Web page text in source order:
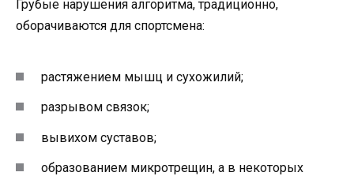
Грубые нарушения алгоритма, традиционно,
оборачиваются для спортсмена:
растяжением мышц и сухожилий;
разрывом связок;
вывихом суставов;
образованием микротрещин, а в некоторых